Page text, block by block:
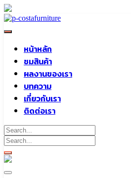
Skip
content
หน้าหลัก
ชมสินค้า
ผลงานของเรา
บทความ
เกี่ยวกับเรา
ติดต่อเรา